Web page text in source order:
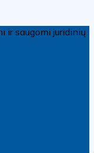
ir saugomi juridinių